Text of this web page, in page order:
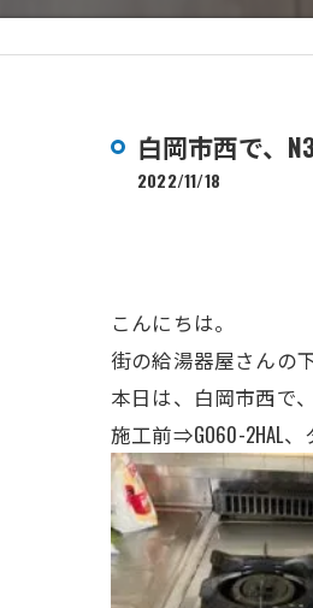
白岡市西で、
2022/11/18
こんにちは。
街の給湯器屋さんの
本日は、白岡市西で、
施工前⇒GO60-2HAL